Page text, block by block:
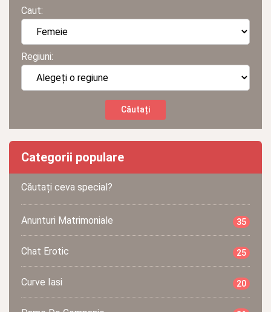
Caut:
Regiuni:
Categorii populare
Căutați ceva special?
Anunturi Matrimoniale 35
Chat Erotic 25
Curve Iasi 20